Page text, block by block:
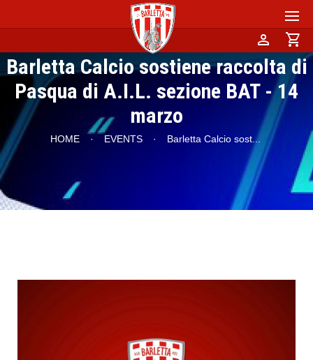
person shopping_cart
Barletta Calcio sostiene raccolta di
Pasqua di A.I.L. sezione BAT - 14
marzo
HOME · EVENTS · Barletta Calcio sost...